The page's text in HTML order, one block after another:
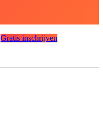
Gratis inschrijven